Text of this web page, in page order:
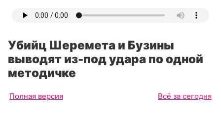
Убийц Шеремета и Бузины
выводят из-под удара по одной
методичке
Полная версия Всё за сегодня